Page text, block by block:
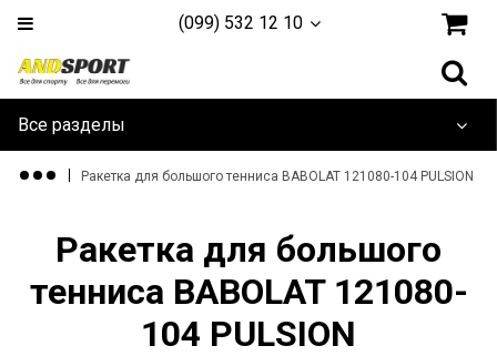
(099) 532 12 10
Все разделы
Дайвинг и плавание
Туризм и активный отдых
Игровые Виды
Ракетка для большого тенниса BABOLAT 121080-104 PULSION
Ракетка для большого
тенниса BABOLAT 121080-
104 PULSION